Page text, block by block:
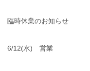
臨時休業のお知らせ
6/12(水) 営業